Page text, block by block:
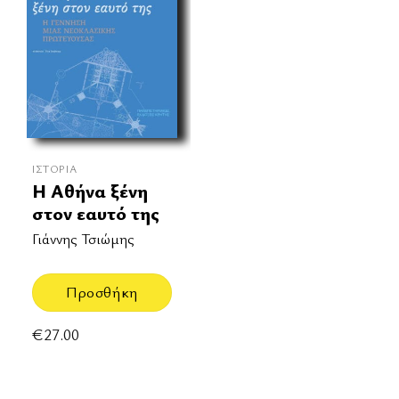
ΙΣΤΟΡΊΑ
Η Αθήνα ξένη
στον εαυτό της
Γιάννης Τσιώμης
Προσθήκη
€27.00